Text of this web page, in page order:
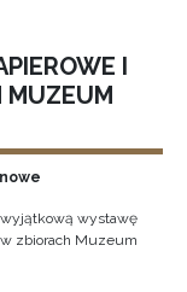
I
MUZEUM
wystawę
zbiorach Muzeum